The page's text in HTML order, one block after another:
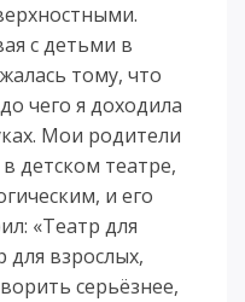
с детьми в
тому, что
чего я доходила
Мои родители
детском театре,
и его
«Театр для
взрослых,
серьёзнее,